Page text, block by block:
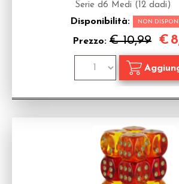
Serie d6 Medi (12 dadi)
Disponibilità: NON
Prezzo: € 10,99 €